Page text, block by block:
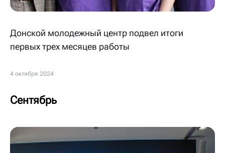
Донской молодежный центр подвел итоги
первых трех месяцев работы
4 октября 2024
Сентябрь